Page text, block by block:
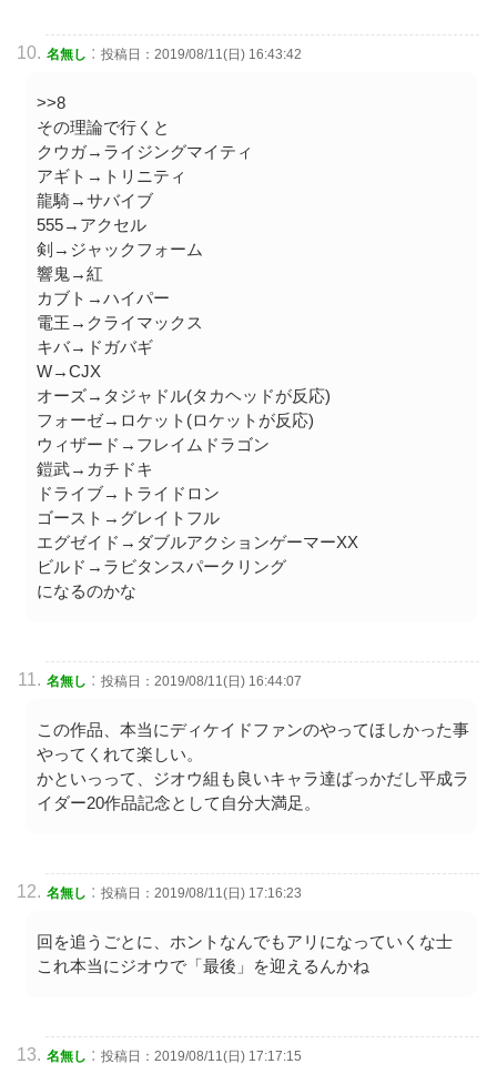
名無し : 投稿日：2019/08/11(日) 16:43:42
>>8
その理論で行くと
クウガ→ライジングマイティ
アギト→トリニティ
龍騎→サバイブ
555→アクセル
剣→ジャックフォーム
響鬼→紅
カブト→ハイパー
電王→クライマックス
キバ→ドガバギ
W→CJX
オーズ→タジャドル(タカヘッドが反応)
フォーゼ→ロケット(ロケットが反応)
ウィザード→フレイムドラゴン
鎧武→カチドキ
ドライブ→トライドロン
ゴースト→グレイトフル
エグゼイド→ダブルアクションゲーマーXX
ビルド→ラビタンスパークリング
になるのかな
名無し : 投稿日：2019/08/11(日) 16:44:07
この作品、本当にディケイドファンのやってほしかった事
やってくれて楽しい。
かといっって、ジオウ組も良いキャラ達ばっかだし平成ラ
イダー20作品記念として自分大満足。
名無し : 投稿日：2019/08/11(日) 17:16:23
回を追うごとに、ホントなんでもアリになっていくな士
これ本当にジオウで「最後」を迎えるんかね
名無し : 投稿日：2019/08/11(日) 17:17:15